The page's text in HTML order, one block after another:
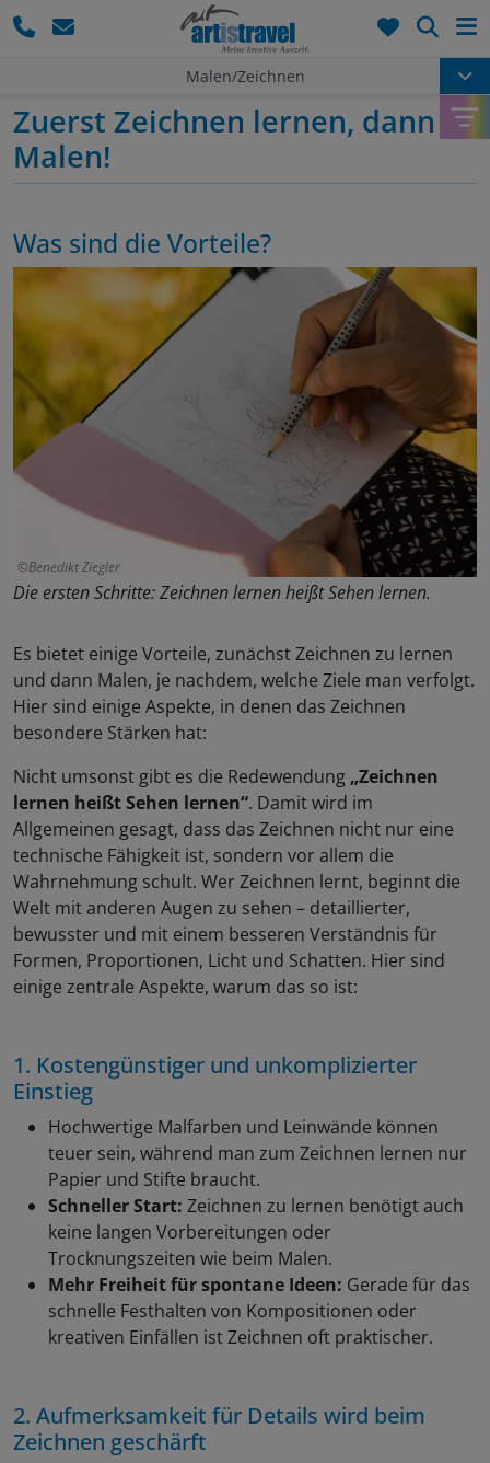
Malen/Zeichnen
Zuerst Zeichnen lernen, dann
Malen!
Was sind die Vorteile?
Benedikt Ziegler
Die ersten Schritte: Zeichnen lernen heißt Sehen lernen.
Es bietet einige Vorteile, zunächst Zeichnen zu lernen
und dann Malen, je nachdem, welche Ziele man verfolgt.
Hier sind einige Aspekte, in denen das Zeichnen
besondere Stärken hat:
Nicht umsonst gibt es die Redewendung „Zeichnen
lernen heißt Sehen lernen“. Damit wird im
Allgemeinen gesagt, dass das Zeichnen nicht nur eine
technische Fähigkeit ist, sondern vor allem die
Wahrnehmung schult. Wer Zeichnen lernt, beginnt die
Welt mit anderen Augen zu sehen – detaillierter,
bewusster und mit einem besseren Verständnis für
Formen, Proportionen, Licht und Schatten. Hier sind
einige zentrale Aspekte, warum das so ist:
1. Kostengünstiger und unkomplizierter
Einstieg
Hochwertige Malfarben und Leinwände können
teuer sein, während man zum Zeichnen lernen nur
Papier und Stifte braucht.
Schneller Start: Zeichnen zu lernen benötigt auch
keine langen Vorbereitungen oder
Trocknungszeiten wie beim Malen.
Mehr Freiheit für spontane Ideen: Gerade für das
schnelle Festhalten von Kompositionen oder
kreativen Einfällen ist Zeichnen oft praktischer.
2. Aufmerksamkeit für Details wird beim
Zeichnen geschärft